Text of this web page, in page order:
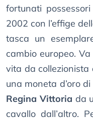
fortunati
2002 con l’effige
tasca un
cambio europeo.
vita da collezionista
una moneta d’oro
Regina Vittoria da
cavallo dall’altro.